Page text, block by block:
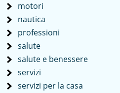
motori
nautica
professioni
salute
salute e benessere
servizi
servizi per la casa